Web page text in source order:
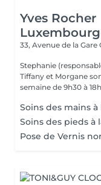
Yves Rocher
33, Avenue de la Gare
Stephanie
Tiffany et Morgane
semaine de 9h30 à
Soins des mains à
Soins des pieds à
Pose de Vernis